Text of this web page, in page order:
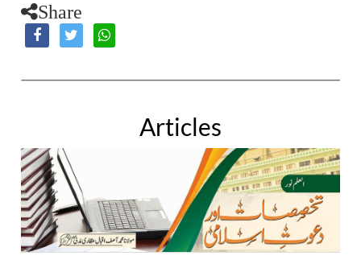
Share
Articles